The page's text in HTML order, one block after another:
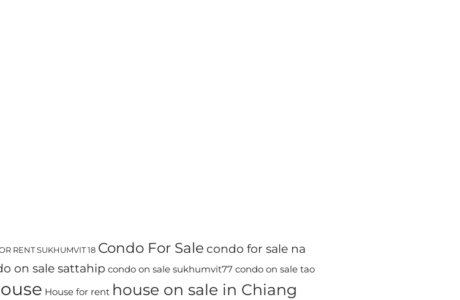
RENT SUKHUMVIT 18 Condo For Sale condo for sale na
on sale sattahip condo on sale sukhumvit77 condo on sale tao
House for rent house on sale in Chiang